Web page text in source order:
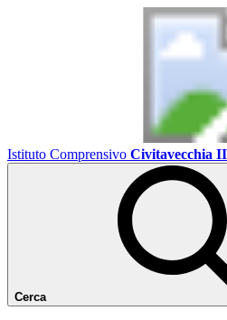
Istituto Comprensivo Civitavecchia II
Cerca